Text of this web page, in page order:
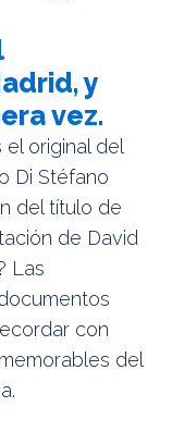
y
vez.
original del
Di Stéfano
del título de
de David
Las
con
del